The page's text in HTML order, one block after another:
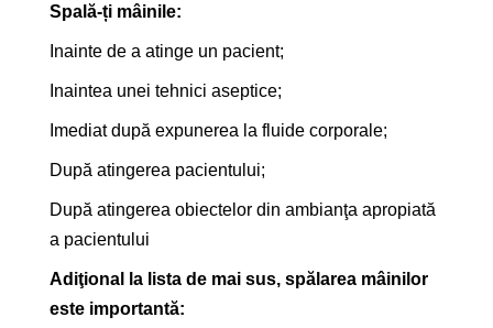
Spală-ți mâinile:
Inainte de a atinge un pacient;
Inaintea unei tehnici aseptice;
Imediat după expunerea la fluide corporale;
După atingerea pacientului;
După atingerea obiectelor din ambianţa apropiată
a pacientului
Adiţional la lista de mai sus, spălarea mâinilor
este importantă: